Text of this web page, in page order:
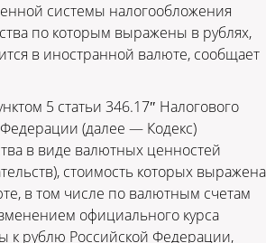
системы налогообложения
по которым выражены в рублях,
в иностранной валюте, сообщает
5 статьи 346.17″ Налогового
Федерации (далее — Кодекс)
в виде валютных ценностей
стоимость которых выражена
в том числе по валютным счетам
официального курса
к рублю Российской Федерации,